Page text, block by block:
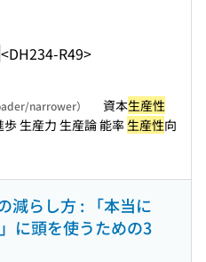
<DH234-R49>
narrower） 資本生産性
生産力 生産論 能率 生産性向
減らし方 : 「本当に
に頭を使うための3